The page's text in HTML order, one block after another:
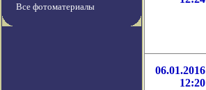
Все фотоматериалы
06.01.2016
12:20